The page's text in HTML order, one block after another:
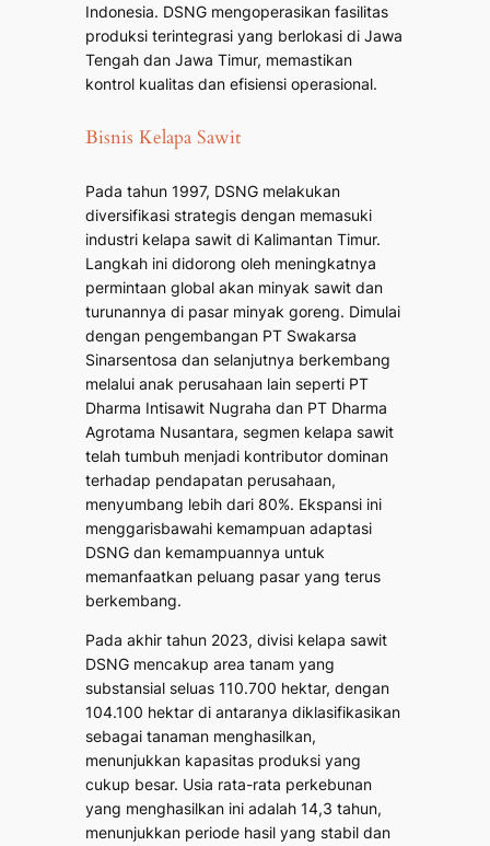
Indonesia. DSNG mengoperasikan fasilitas
produksi terintegrasi yang berlokasi di Jawa
Tengah dan Jawa Timur, memastikan
kontrol kualitas dan efisiensi operasional.
Bisnis Kelapa Sawit
Pada tahun 1997, DSNG melakukan
diversifikasi strategis dengan memasuki
industri kelapa sawit di Kalimantan Timur.
Langkah ini didorong oleh meningkatnya
permintaan global akan minyak sawit dan
turunannya di pasar minyak goreng. Dimulai
dengan pengembangan PT Swakarsa
Sinarsentosa dan selanjutnya berkembang
melalui anak perusahaan lain seperti PT
Dharma Intisawit Nugraha dan PT Dharma
Agrotama Nusantara, segmen kelapa sawit
telah tumbuh menjadi kontributor dominan
terhadap pendapatan perusahaan,
menyumbang lebih dari 80%. Ekspansi ini
menggarisbawahi kemampuan adaptasi
DSNG dan kemampuannya untuk
memanfaatkan peluang pasar yang terus
berkembang.
Pada akhir tahun 2023, divisi kelapa sawit
DSNG mencakup area tanam yang
substansial seluas 110.700 hektar, dengan
104.100 hektar di antaranya diklasifikasikan
sebagai tanaman menghasilkan,
menunjukkan kapasitas produksi yang
cukup besar. Usia rata-rata perkebunan
yang menghasilkan ini adalah 14,3 tahun,
menunjukkan periode hasil yang stabil dan